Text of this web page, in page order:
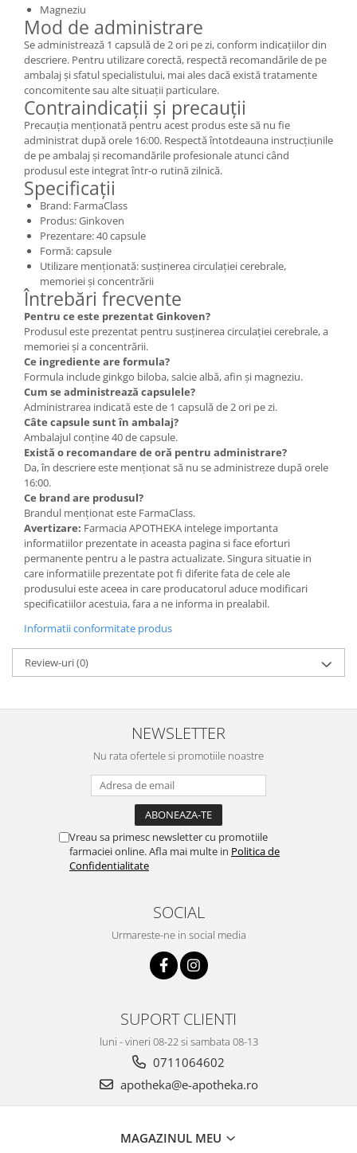
Magneziu
Mod de administrare
Se administrează 1 capsulă de 2 ori pe zi, conform indicațiilor din
descriere. Pentru utilizare corectă, respectă recomandările de pe
ambalaj și sfatul specialistului, mai ales dacă există tratamente
concomitente sau alte situații particulare.
Contraindicații și precauții
Precauția menționată pentru acest produs este să nu fie
administrat după orele 16:00. Respectă întotdeauna instrucțiunile
de pe ambalaj și recomandările profesionale atunci când
produsul este integrat într-o rutină zilnică.
Specificații
Brand: FarmaClass
Produs: Ginkoven
Prezentare: 40 capsule
Formă: capsule
Utilizare menționată: susținerea circulației cerebrale,
memoriei și concentrării
Întrebări frecvente
Pentru ce este prezentat Ginkoven?
Produsul este prezentat pentru susținerea circulației cerebrale, a
memoriei și a concentrării.
Ce ingrediente are formula?
Formula include ginkgo biloba, salcie albă, afin și magneziu.
Cum se administrează capsulele?
Administrarea indicată este de 1 capsulă de 2 ori pe zi.
Câte capsule sunt în ambalaj?
Ambalajul conține 40 de capsule.
Există o recomandare de oră pentru administrare?
Da, în descriere este menționat să nu se administreze după orele
16:00.
Ce brand are produsul?
Brandul menționat este FarmaClass.
Avertizare: Farmacia APOTHEKA intelege importanta
informatiilor prezentate in aceasta pagina si face eforturi
permanente pentru a le pastra actualizate. Singura situatie in
care informatiile prezentate pot fi diferite fata de cele ale
produsului este aceea in care producatorul aduce modificari
specificatiilor acestuia, fara a ne informa in prealabil.
Informatii conformitate produs
Review-uri(0)
NEWSLETTER
Nu rata ofertele si promotiile noastre
Vreau sa primesc newsletter cu promotiile
farmaciei online. Afla mai multe in Politica de
Confidentialitate
SOCIAL
Urmareste-ne in social media
SUPORT CLIENTI
luni - vineri 08-22 si sambata 08-13
0711064602
apotheka@e-apotheka.ro
MAGAZINUL MEU